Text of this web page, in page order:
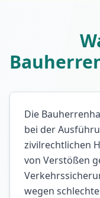
Die
bei der
zivilrechtlichen
von Verstößen
wegen